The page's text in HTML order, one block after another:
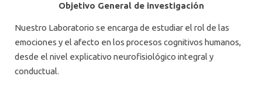
Objetivo General de investigación
Nuestro Laboratorio se encarga de estudiar el rol de las
emociones y el afecto en los procesos cognitivos humanos,
desde el nivel explicativo neurofisiológico integral y
conductual.